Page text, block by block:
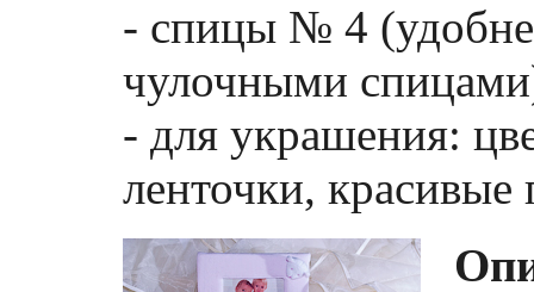
- спицы № 4
чулочными
- для украшения:
ленточки, красивые